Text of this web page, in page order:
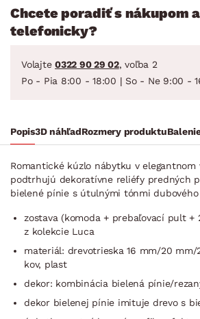
Chcete poradiť s nákupom
telefonicky?
Volajte 0322 90 29 02, voľba 2
Po - Pia 8:00 - 18:00 | So - Ne 9:00 -
Popis3D náhľadRozmery produktu
Romantické kúzlo nábytku v elegantnom
podtrhujú dekoratívne reliéfy predných
bielené pínie s útulnými tónmi dubového
zostava (komoda + prebaľovací pult +
z kolekcie Luca
materiál: drevotrieska 16 mm/20
kov, plast
dekor: kombinácia bielená pínie/
dekor bielenej pínie imituje drevo s